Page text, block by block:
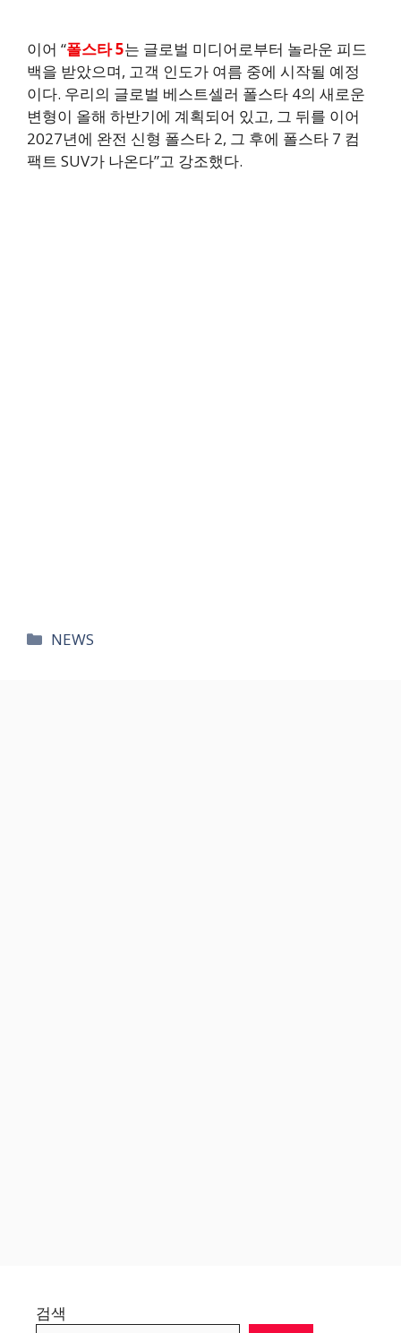
이어 “폴스타 5는 글로벌 미디어로부터 놀라운 피드
백을 받았으며, 고객 인도가 여름 중에 시작될 예정
이다. 우리의 글로벌 베스트셀러 폴스타 4의 새로운
변형이 올해 하반기에 계획되어 있고, 그 뒤를 이어
2027년에 완전 신형 폴스타 2, 그 후에 폴스타 7 컴
팩트 SUV가 나온다”고 강조했다.
카
NEWS
검색